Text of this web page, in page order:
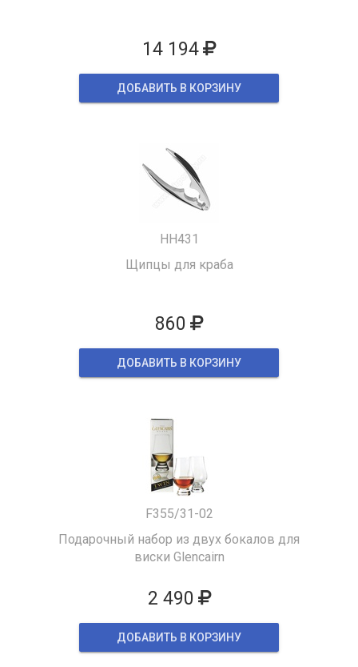
14 194
ДОБАВИТЬ В КОРЗИНУ
HH431
Щипцы для краба
860
ДОБАВИТЬ В КОРЗИНУ
F355/31-02
Подарочный набор из двух бокалов для
виски Glencairn
2 490
ДОБАВИТЬ В КОРЗИНУ